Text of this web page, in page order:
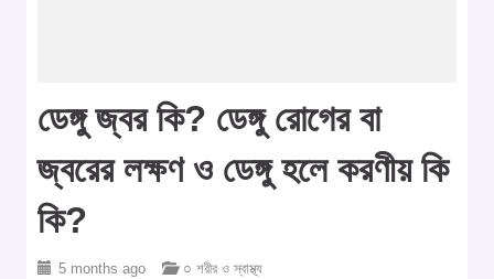
ডেঙ্গু জ্বর কি? ডেঙ্গু রোগের বা
জ্বরের লক্ষণ ও ডেঙ্গু হলে করণীয় কি
কি?
5 months ago ○ শরীর ও স্বাস্থ্য